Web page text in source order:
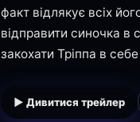
факт відлякує всіх
відправити синочка в
закохати Тріппа в
▶ Дивитися трейлер